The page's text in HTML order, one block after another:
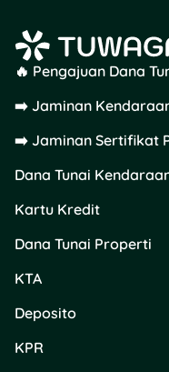
🔥 Pengajuan Dana
➡️ Jaminan
➡️ Jaminan Sertifikat
Dana Tunai
Kartu Kredit
Dana Tunai Properti
KTA
Deposito
KPR